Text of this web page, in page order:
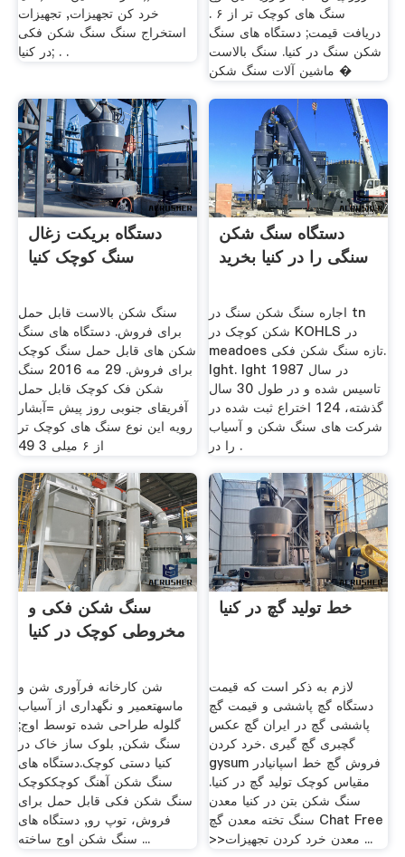
خرد کن تجهیزات, تجهیزات
استخراج سنگ سنگ شکن فکی
در کنیا; . .
سنگ های کوچک تر از ۶ .
دریافت قیمت; دستگاه های سنگ
شکن سنگ در کنیا. سنگ بالاست
ماشین آلات سنگ شکن �
دستگاه بریکت زغال
سنگ کوچک کنیا
سنگ شکن بالاست قابل حمل
برای فروش. دستگاه های سنگ
شکن های قابل حمل سنگ کوچک
برای فروش. 29 مه 2016 سنگ
شکن فک کوچک قابل حمل
آفریقای جنوبی روز پیش =آبشار
رویه این نوع سنگ های کوچک تر
از ۶ میلی 3 49
دستگاه سنگ شکن
سنگی را در کنیا بخرید
اجاره سنگ شکن سنگ در tn
شکن کوچک در KOHLS در
meadoes تازه سنگ شکن فکی.
lght. lght در سال 1987
تاسیس شده و در طول 30 سال
گذشته، 124 اختراع ثبت شده در
شركت های سنگ شكن و آسیاب
را در .
سنگ شکن فکی و
مخروطی کوچک در کنیا
شن کارخانه فرآوری شن و
ماسهتعمیر و نگهداری از آسیاب
گلوله طراحی شده توسط اوج;
سنگ شکن, بلوک ساز خاک در
کنیا دستی کوچک.دستگاه های
سنگ شکن آهنگ کوچککوچک
سنگ شکن فکی قابل حمل برای
فروش، توپ رو, دستگاه های
سنگ شکن اوج ساخته ...
خط تولید گچ در کنیا
لازم به ذکر است که قیمت
دستگاه گچ پاششی و قیمت گچ
پاششی گچ در ایران گچ عکس
گچبری گچ گیری .خرد کردن
gysum فروش گچ خط اسپانیادر
مقیاس کوچک تولید گچ در کنیا.
سنگ شکن بتن در کنیا معدن
سنگ تخته معدن گچ Chat Free
>>معدن خرد کردن تجهیزات ...